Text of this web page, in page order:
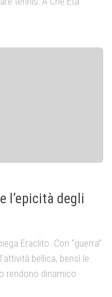
l’epicità degli
Eraclito. Con “guerra”
bellica, bensì le
rendono dinamico